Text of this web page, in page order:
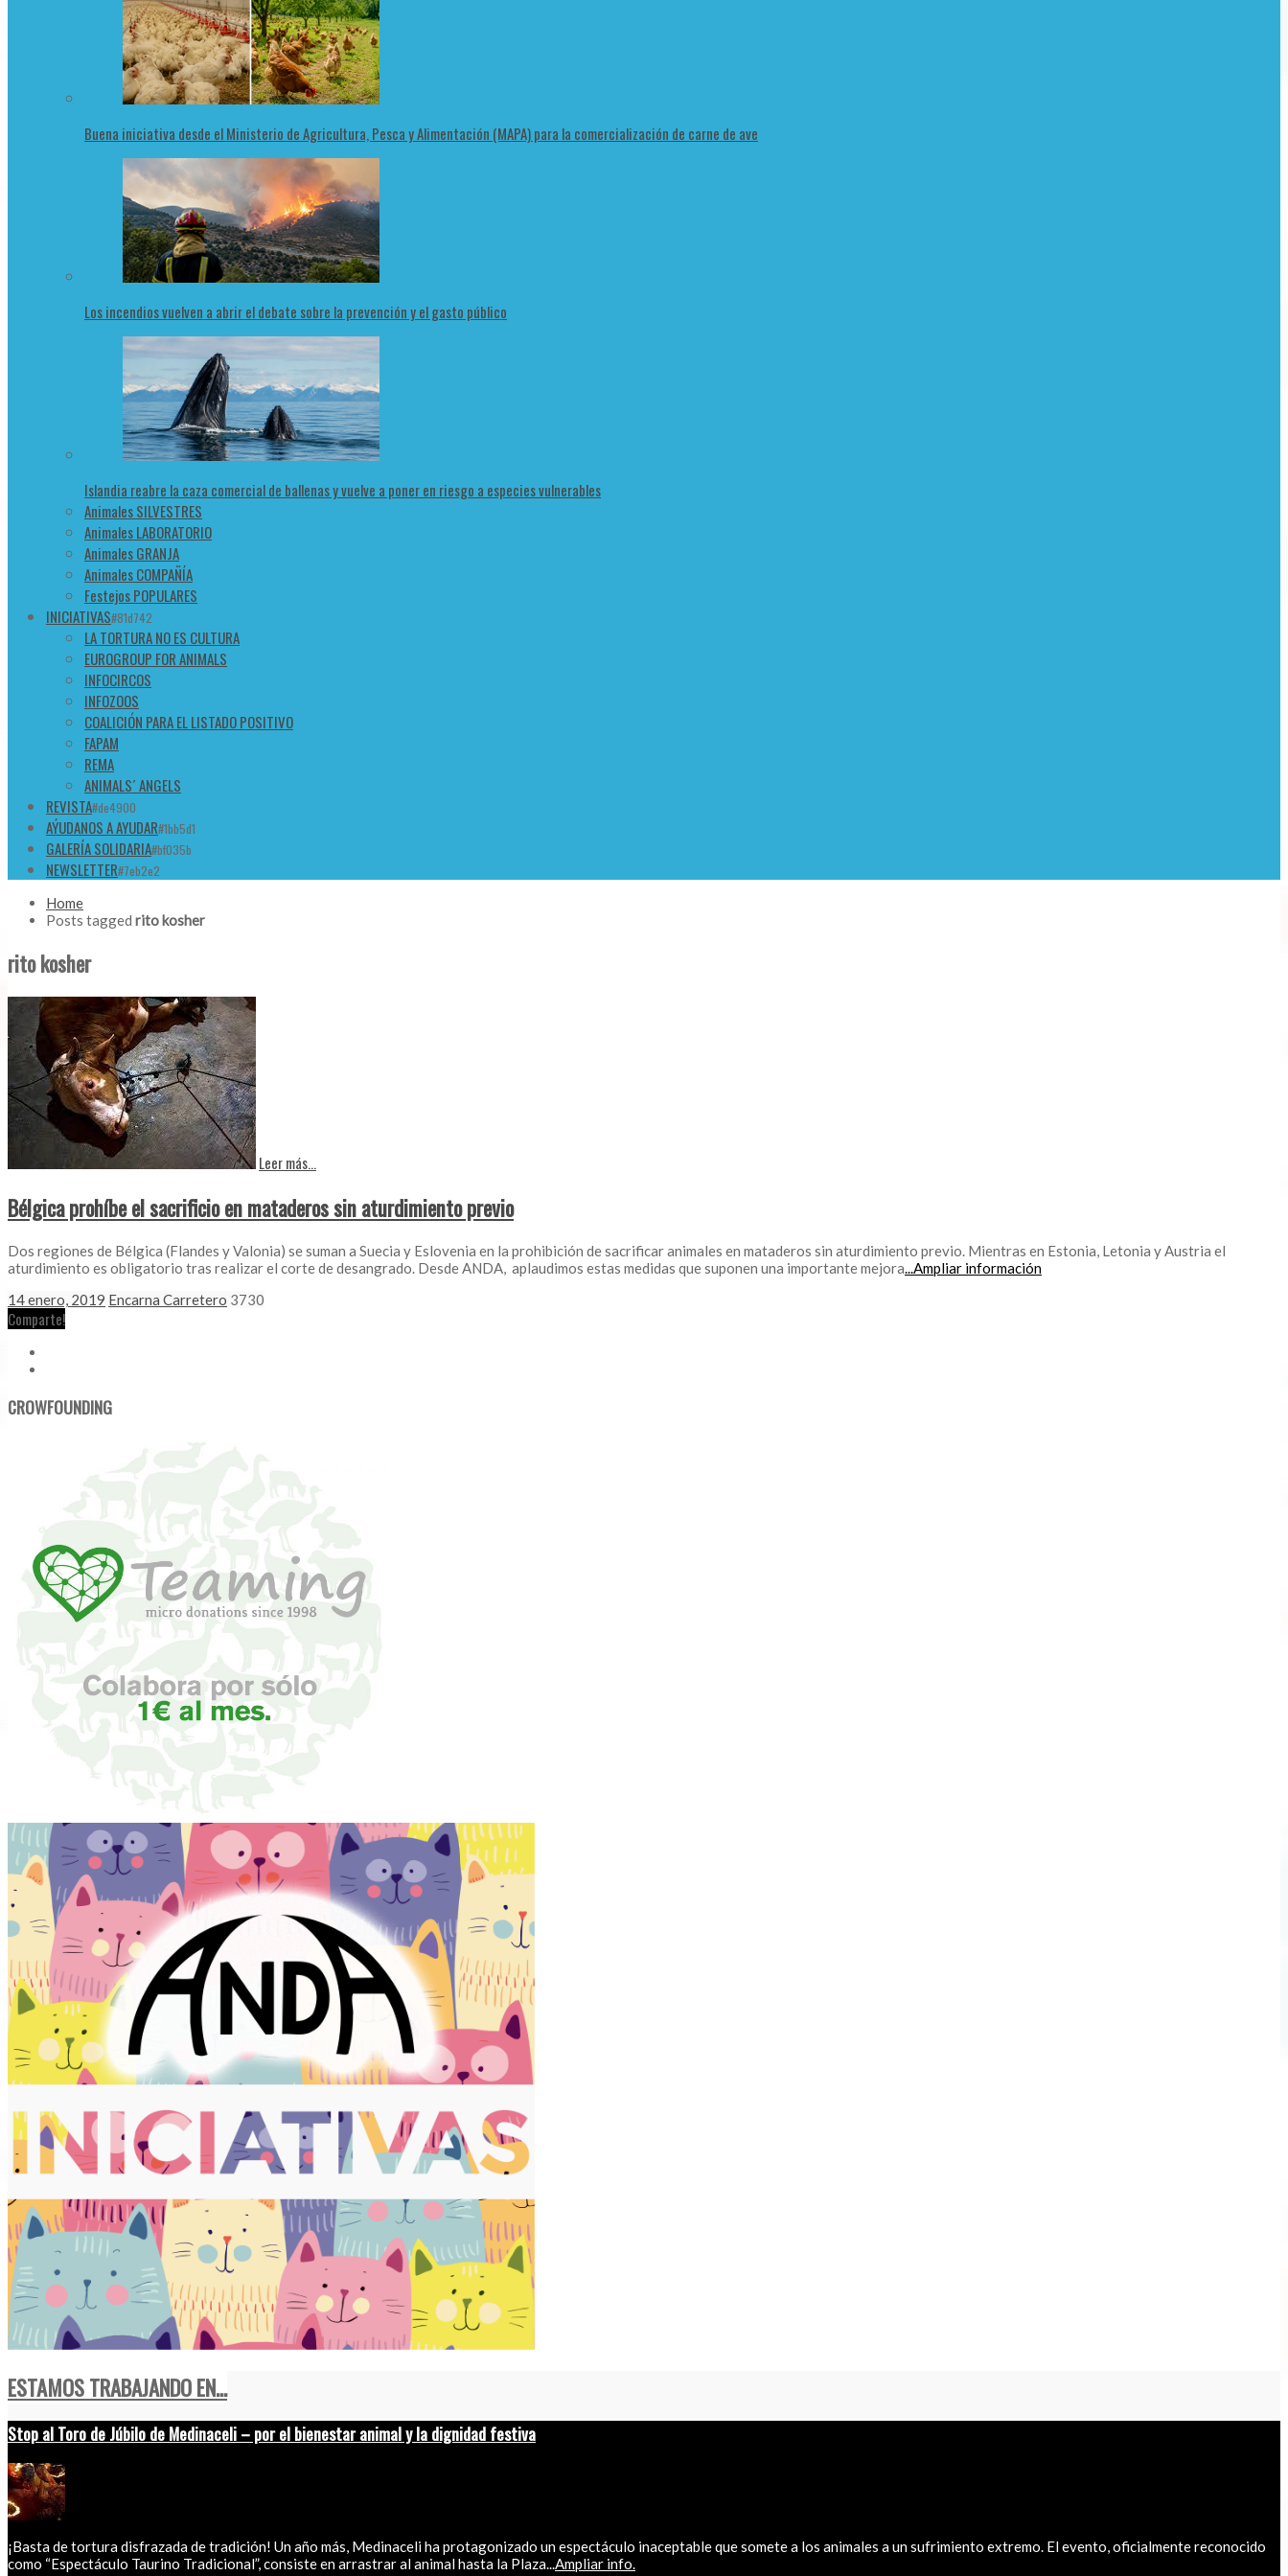
Buena iniciativa desde el Ministerio de Agricultura, Pesca y Alimentación (MAPA) para la comercialización de carne de ave
Los incendios vuelven a abrir el debate sobre la prevención y el gasto público
Islandia reabre la caza comercial de ballenas y vuelve a poner en riesgo a especies vulnerables
Animales SILVESTRES
Animales LABORATORIO
Animales GRANJA
Animales COMPAÑÍA
Festejos POPULARES
INICIATIVAS#81d742
LA TORTURA NO ES CULTURA
EUROGROUP FOR ANIMALS
INFOCIRCOS
INFOZOOS
COALICIÓN PARA EL LISTADO POSITIVO
FAPAM
REMA
ANIMALS´ ANGELS
REVISTA#de4900
AÝUDANOS A AYUDAR#1bb5d1
GALERÍA SOLIDARIA#bf035b
NEWSLETTER#7eb2e2
Home
Posts tagged rito kosher
rito kosher
Leer más...
Bélgica prohíbe el sacrificio en mataderos sin aturdimiento previo
Dos regiones de Bélgica (Flandes y Valonia) se suman a Suecia y Eslovenia en la prohibición de sacrificar animales en mataderos sin aturdimiento previo. Mientras en Estonia, Letonia y Austria el
aturdimiento es obligatorio tras realizar el corte de desangrado. Desde ANDA, aplaudimos estas medidas que suponen una importante mejora...Ampliar información
14 enero, 2019 Encarna Carretero 3730
Comparte!
CROWFOUNDING
ESTAMOS TRABAJANDO EN...
Stop al Toro de Júbilo de Medinaceli – por el bienestar animal y la dignidad festiva
¡Basta de tortura disfrazada de tradición! Un año más, Medinaceli ha protagonizado un espectáculo inaceptable que somete a los animales a un sufrimiento extremo. El evento, oficialmente reconocido
como “Espectáculo Taurino Tradicional”, consiste en arrastrar al animal hasta la Plaza...Ampliar info.